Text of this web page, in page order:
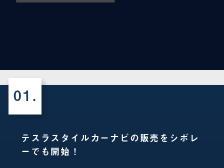
01.
テスラスタイルカーナビの販売をシボレ
ーでも開始！